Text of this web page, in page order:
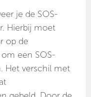
je de SOS-
Hierbij moet
op de
een SOS-
Het verschil met